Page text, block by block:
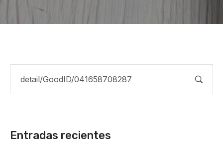
Entradas recientes